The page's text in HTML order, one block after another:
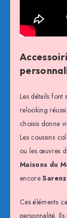
Les détails font
relooking
choisis donne
Les coussins
ou les œuvres
Maisons du
encore
Ces éléments
personnalité.